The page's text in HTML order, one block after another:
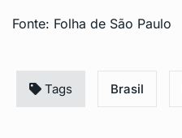
Fonte: Folha de São Paulo
Tags Brasil